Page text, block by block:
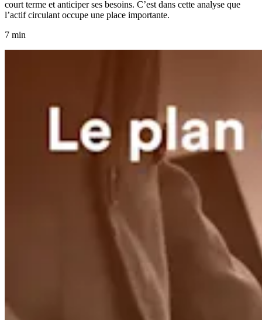
court terme et anticiper ses besoins. C’est dans cette analyse que
l’actif circulant occupe une place importante.
7 min